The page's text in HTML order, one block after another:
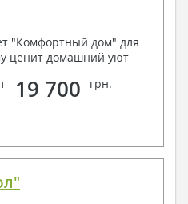
"Комфортный дом" для
ценит домашний уют
19 700 грн.